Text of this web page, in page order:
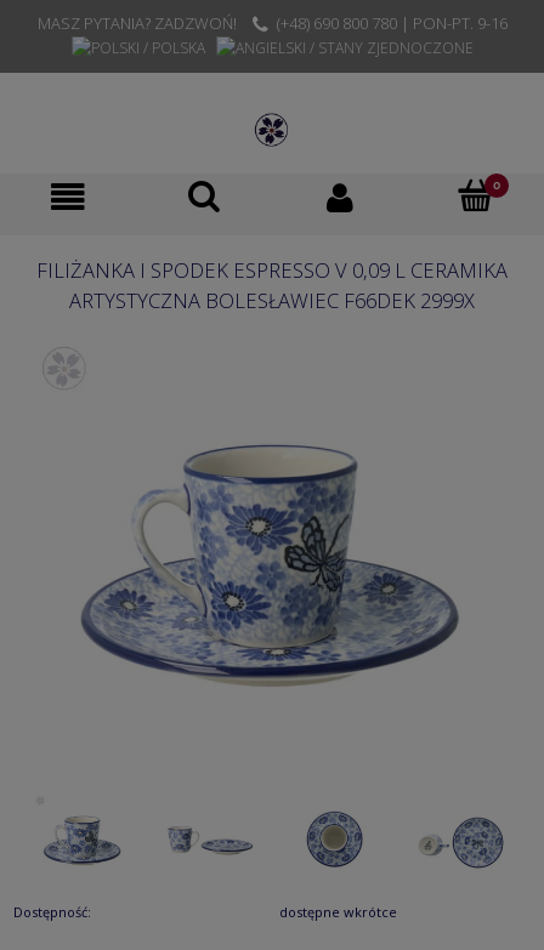
MASZ PYTANIA? ZADZWOŃ! (+48) 690 800 780 | PON-PT. 9-16
FILIŻANKA I SPODEK ESPRESSO V 0,09 L CERAMIKA
ARTYSTYCZNA BOLESŁAWIEC F66DEK 2999X
Dostępność: dostępne wkrótce